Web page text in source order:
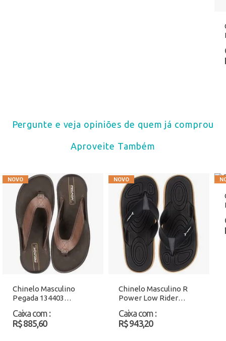
Pergunte e veja opiniões de quem já comprou
Aproveite Também
Chinelo Masculino
Pegada 134403
Caixa com :
R$ 885,60
Chinelo Masculino R
Power Low Rider
Atacado
Caixa com :
R$ 943,20